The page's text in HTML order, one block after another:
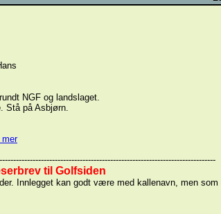
NGF og landslaget.
Stå på Asbjørn.
mer
til Golfsiden
Innlegget kan godt være med kallenavn, men